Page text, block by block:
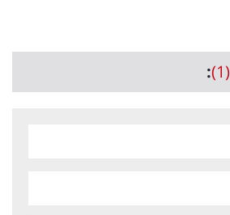
(1)
: